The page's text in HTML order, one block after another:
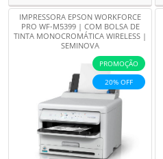
IMPRESSORA EPSON WORKFORCE
PRO WF-M5399 | COM BOLSA DE
TINTA MONOCROMÁTICA WIRELESS |
SEMINOVA
PROMOÇÃO
20% OFF